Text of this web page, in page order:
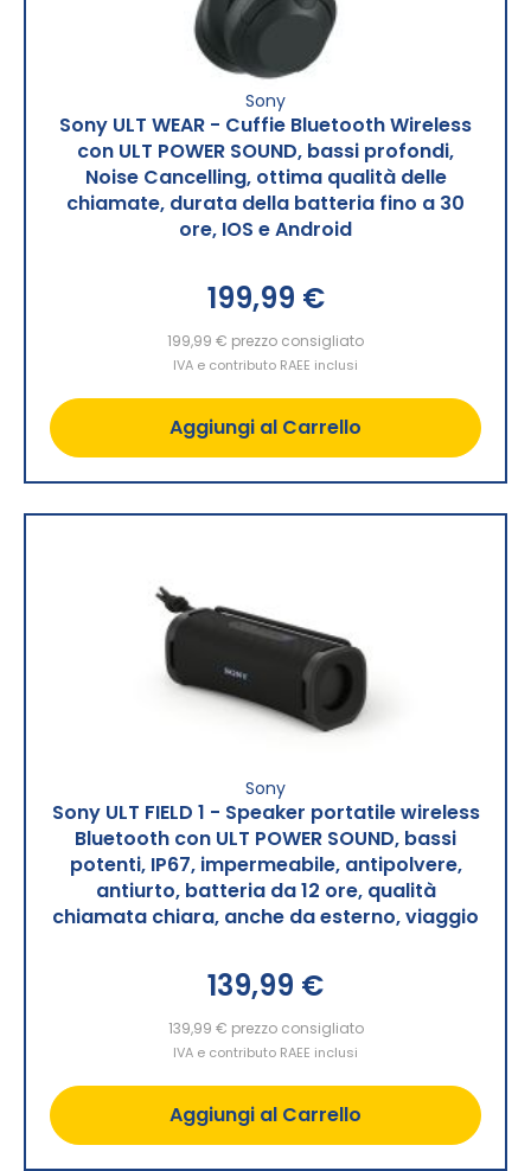
Sony
Sony ULT WEAR - Cuffie Bluetooth Wireless
con ULT POWER SOUND, bassi profondi,
Noise Cancelling, ottima qualità delle
chiamate, durata della batteria fino a 30
ore, IOS e Android
199,99 €
199,99 € prezzo consigliato
IVA e contributo RAEE inclusi
Aggiungi al Carrello
Sony
Sony ULT FIELD 1 - Speaker portatile wireless
Bluetooth con ULT POWER SOUND, bassi
potenti, IP67, impermeabile, antipolvere,
antiurto, batteria da 12 ore, qualità
chiamata chiara, anche da esterno, viaggio
139,99 €
139,99 € prezzo consigliato
IVA e contributo RAEE inclusi
Aggiungi al Carrello